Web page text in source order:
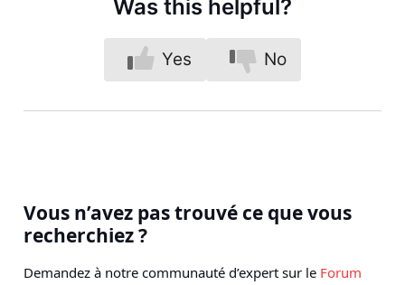
Was this helpful?
Yes No
Vous n’avez pas trouvé ce que vous
recherchiez ?
Demandez à notre communauté d’expert sur le Forum